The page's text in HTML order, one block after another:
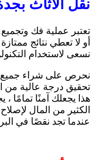
نقل الاثاث
تعتبر عملية فك
أو لا تعطي نتائج
نسعى لاستخدام
نحرص على شراء جميع
تحقيق درجة عالية من
هذا يجعلك آمنًا تمامًا
الكثير من المال
عندما تجد نقصًا في